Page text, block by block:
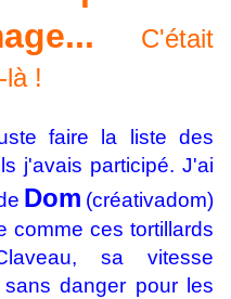
C'était
là !
faire la liste des
j'avais participé. J'ai
Dom (créativadom)
comme ces tortillards
sa vitesse
danger pour les